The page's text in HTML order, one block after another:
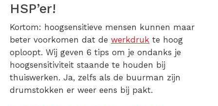
HSP’er!
Kortom: hoogsensitieve mensen kunnen maar
beter voorkomen dat de werkdruk te hoog
oploopt. Wij geven 6 tips om je ondanks je
hoogsensitiviteit staande te houden bij
thuiswerken. Ja, zelfs als de buurman zijn
drumstokken er weer eens bij pakt.